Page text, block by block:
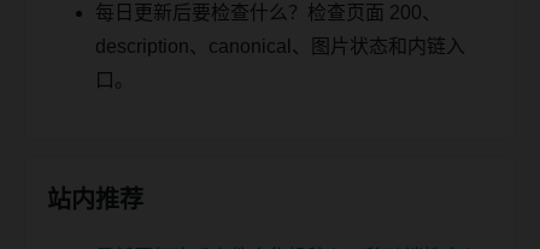
每日更新后要检查什么？检查页面 200、
description、canonical、图片状态和内链入
口。
站内推荐